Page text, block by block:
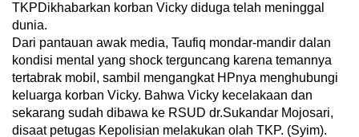
TKPDikhabarkan korban Vicky diduga telah meninggal
dunia.
Dari pantauan awak media, Taufiq mondar-mandir dalan
kondisi mental yang shock terguncang karena temannya
tertabrak mobil, sambil mengangkat HPnya menghubungi
keluarga korban Vicky. Bahwa Vicky kecelakaan dan
sekarang sudah dibawa ke RSUD dr.Sukandar Mojosari,
disaat petugas Kepolisian melakukan olah TKP. (Syim).